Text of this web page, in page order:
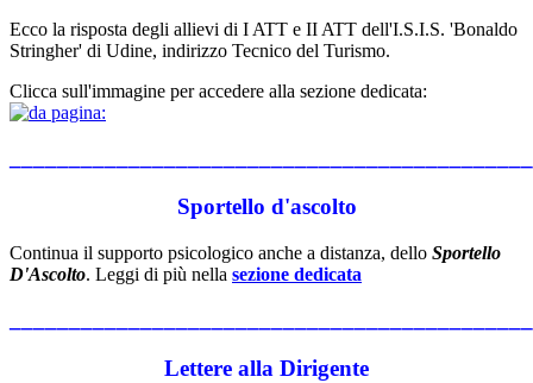
Ecco la risposta degli allievi di I ATT e II ATT dell'I.S.I.S. 'Bonaldo
Stringher' di Udine, indirizzo Tecnico del Turismo.
Clicca sull'immagine per accedere alla sezione dedicata:
Sportello d'ascolto
Continua il supporto psicologico anche a distanza, dello Sportello
D'Ascolto. Leggi di più nella sezione dedicata
Lettere alla Dirigente